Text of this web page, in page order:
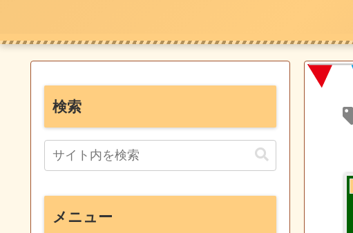
検索
メニュー